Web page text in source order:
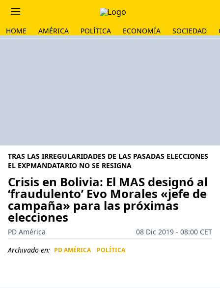
HOME AMÉRICA POLÍTICA ECONOMÍA SOCIEDAD
TRAS LAS IRREGULARIDADES DE LAS PASADAS ELECCIONES
EL EXPMANDATARIO NO SE RESIGNA
Crisis en Bolivia: El MAS designó al
‘fraudulento’ Evo Morales «jefe de
campaña» para las próximas
elecciones
PD América
08 Dic 2019 - 08:00 CET
Archivado en: PD AMÉRICA POLÍTICA